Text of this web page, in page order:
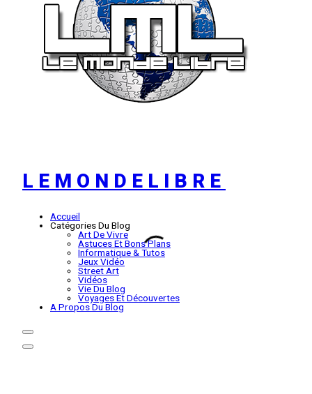
LEMONDELIBRE
Accueil
Catégories Du Blog
Art De Vivre
Astuces Et Bons Plans
Informatique & Tutos
Jeux Vidéo
Street Art
Vidéos
Vie Du Blog
Voyages Et Découvertes
A Propos Du Blog